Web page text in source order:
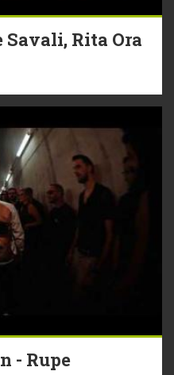
Savali, Rita Ora
- Rupe